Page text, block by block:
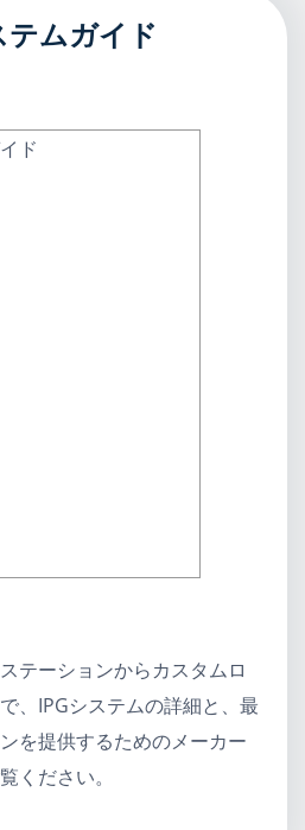
ムガイド
テーションからカスタムロ
、IPGシステムの詳細と、最
を提供するためのメーカー
ください。